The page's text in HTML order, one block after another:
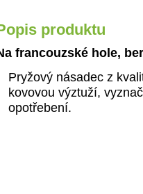
produktu
francouzské hole,
Pryžový násadec z
kovovou výztuží,
opotřebení.